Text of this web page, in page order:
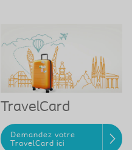
TravelCard
Demandez votre
TravelCard ici